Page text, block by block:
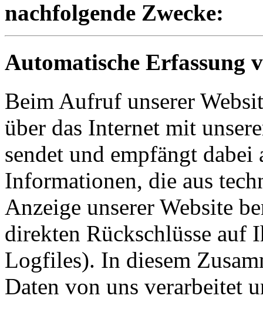
nachfolgende Zwecke:
Automatische Erfassung
Beim Aufruf unserer
über das Internet mit
sendet und empfängt
Informationen, die aus
Anzeige unserer Website
direkten Rückschlüsse auf
Logfiles). In diesem
Daten von uns verarbeitet